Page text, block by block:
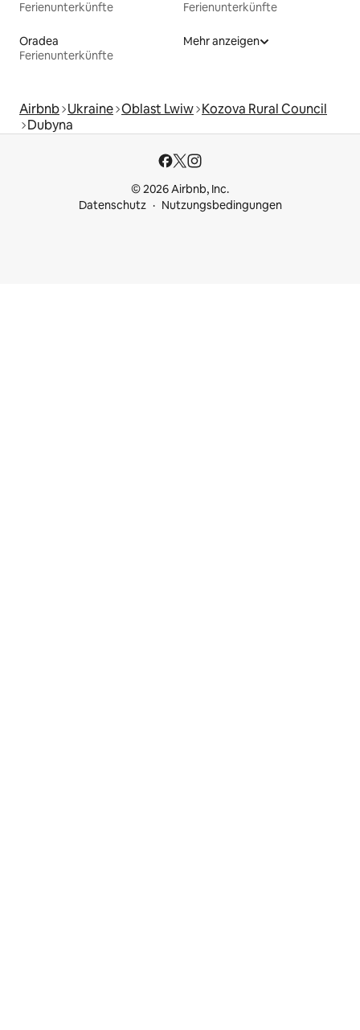
Ferienunterkünfte Ferienunterkünfte
Oradea
Ferienunterkünfte
Mehr anzeigen
Airbnb Ukraine Oblast Lwiw Kozova Rural Council
Dubyna
© 2026 Airbnb, Inc.
Datenschutz
Nutzungsbedingungen